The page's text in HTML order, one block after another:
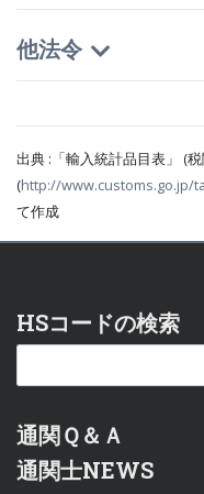
他法令
出典 :「輸入統計品目表」 (
(http://www.customs.go.jp/
て作成
HSコードの検索
通関Ｑ＆Ａ
通関士NEWS